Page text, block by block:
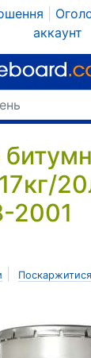
аккаунт
2001
Поскаржитися